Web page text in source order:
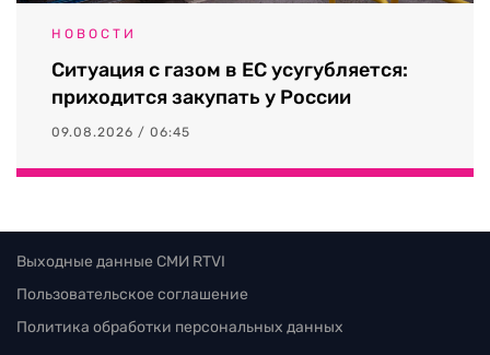
НОВОСТИ
Ситуация с газом в ЕС усугубляется:
приходится закупать у России
09.08.2026 / 06:45
Выходные данные СМИ RTVI
Пользовательское соглашение
Политика обработки персональных данных